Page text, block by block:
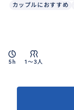
カップルにおすすめ
5h 1〜3人